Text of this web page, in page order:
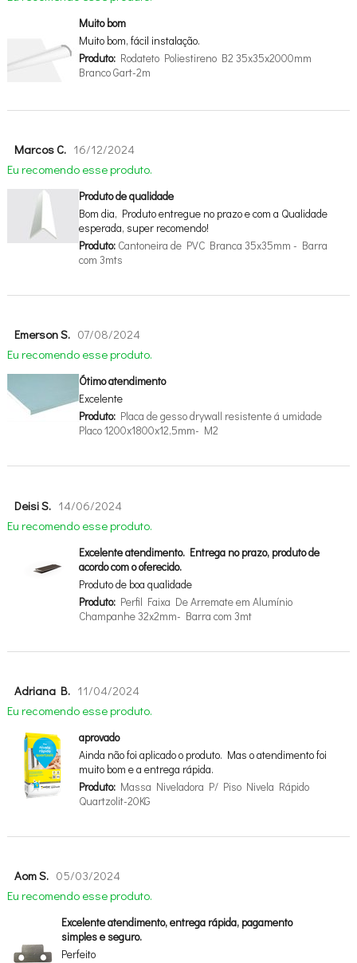
Muito bom
Muito bom, fácil instalação.
Produto:Rodateto Poliestireno B2 35x35x2000mm
Branco Gart-2m
Marcos C. 16/12/2024
Eu recomendo esse produto.
Produto de qualidade
Bom dia, Produto entregue no prazo e com a Qualidade
esperada, super recomendo!
Produto:Cantoneira de PVC Branca 35x35mm - Barra
com 3mts
Emerson S. 07/08/2024
Eu recomendo esse produto.
Ótimo atendimento
Excelente
Produto:Placa de gesso drywall resistente á umidade
Placo 1200x1800x12,5mm- M2
Deisi S. 14/06/2024
Eu recomendo esse produto.
Excelente atendimento. Entrega no prazo, produto de
acordo com o oferecido.
Produto de boa qualidade
Produto:Perfil Faixa De Arremate em Alumínio
Champanhe 32x2mm- Barra com 3mt
Adriana B. 11/04/2024
Eu recomendo esse produto.
aprovado
Ainda não foi aplicado o produto. Mas o atendimento foi
muito bom e a entrega rápida.
Produto:Massa Niveladora P/ Piso Nivela Rápido
Quartzolit-20KG
Aom S. 05/03/2024
Eu recomendo esse produto.
Excelente atendimento, entrega rápida, pagamento
simples e seguro.
Perfeito